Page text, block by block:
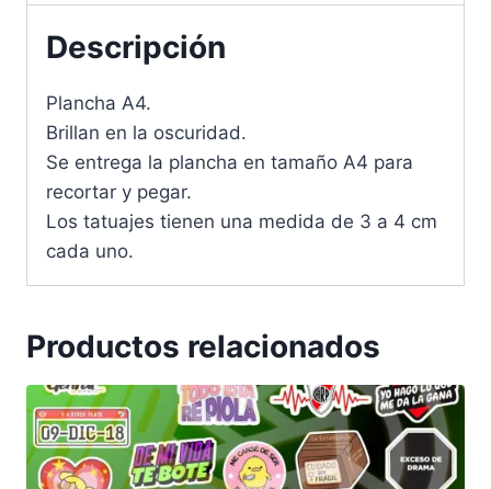
en
la
oscuridad
cantidad
Descripción
Plancha A4.
Brillan en la oscuridad.
Se entrega la plancha en tamaño A4 para
recortar y pegar.
Los tatuajes tienen una medida de 3 a 4 cm
cada uno.
Productos relacionados